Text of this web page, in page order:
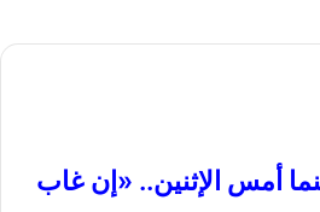
أمس الإثنين.. «إن غاب